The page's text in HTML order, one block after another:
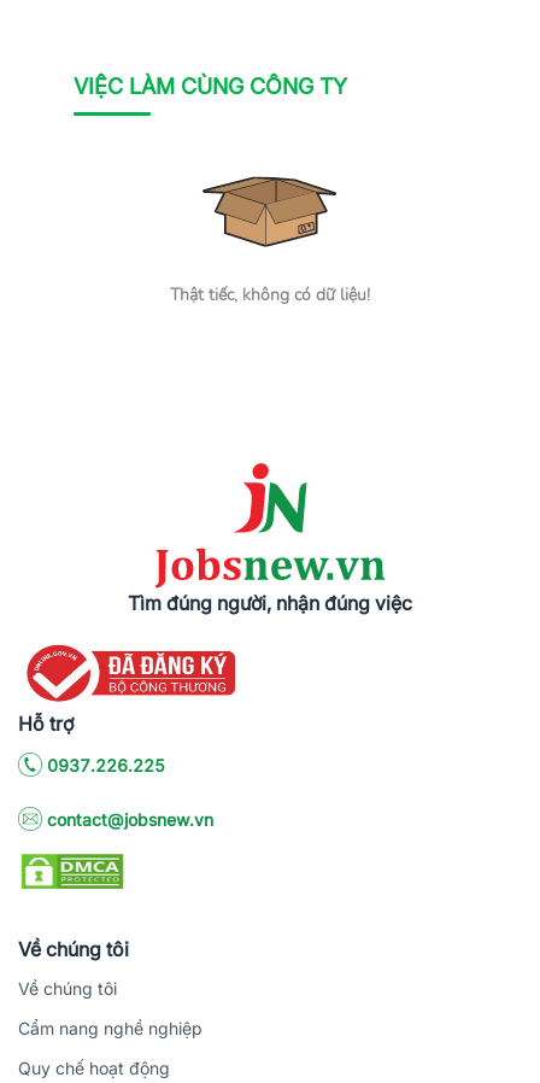
VIỆC LÀM CÙNG CÔNG TY
Thật tiếc, không có dữ liệu!
Tìm đúng người, nhận đúng việc
Hỗ trợ
0937.226.225
contact@jobsnew.vn
Về chúng tôi
Về chúng tôi
Cẩm nang nghề nghiệp
Quy chế hoạt động